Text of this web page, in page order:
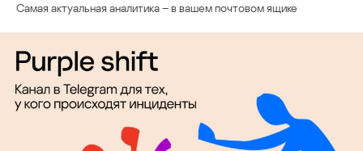
Самая актуальная аналитика – в вашем почтовом ящике